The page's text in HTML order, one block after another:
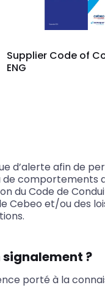
Supplier Code of
ENG
d’alerte afin de
comportements
du Code de
Cebeo et/ou des
?
porté à la